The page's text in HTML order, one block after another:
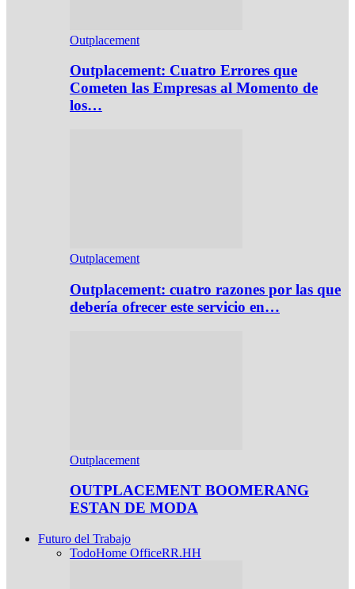
Outplacement
Outplacement: Cuatro Errores que
Cometen las Empresas al Momento de
los…
Outplacement
Outplacement: cuatro razones por las que
debería ofrecer este servicio en…
Outplacement
OUTPLACEMENT BOOMERANG
ESTAN DE MODA
Futuro del Trabajo
TodoHome OfficeRR.HH